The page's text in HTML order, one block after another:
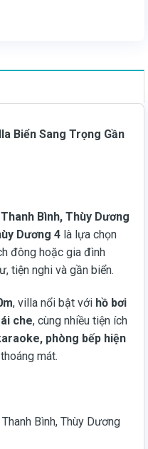
Biển Sang Trọng Gần
Bình, Thùy Dương
Dương 4 là lựa chọn
đông hoặc gia đình
tiện nghi và gần biển.
, villa nổi bật với hồ bơi
che, cùng nhiều tiện ích
phòng bếp hiện
mát.
Bình, Thùy Dương